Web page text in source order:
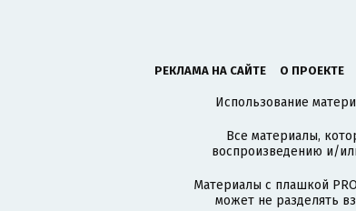
РЕКЛАМА НА САЙТЕ О ПРОЕКТЕ
Использование
Все материалы,
воспроизведению и/
Материалы с плашкой
может не разделять